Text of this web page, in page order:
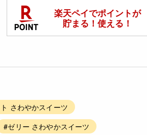
さわやかスイーツ
#ゼリー さわやかスイーツ